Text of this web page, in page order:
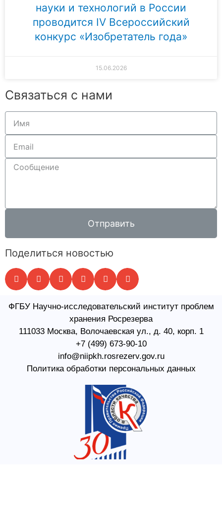
науки и технологий в России
проводится IV Всероссийский
конкурс «Изобретатель года»
15.06.2026
Связаться с нами
Отправить
Поделиться новостью
ФГБУ Научно-исследовательский институт проблем
хранения Росрезерва​
111033 Москва, Волочаевская ул., д. 40, корп. 1
+7 (499) 673-90-10
info@niipkh.rosrezerv.gov.ru
Политика обработки персональных данных